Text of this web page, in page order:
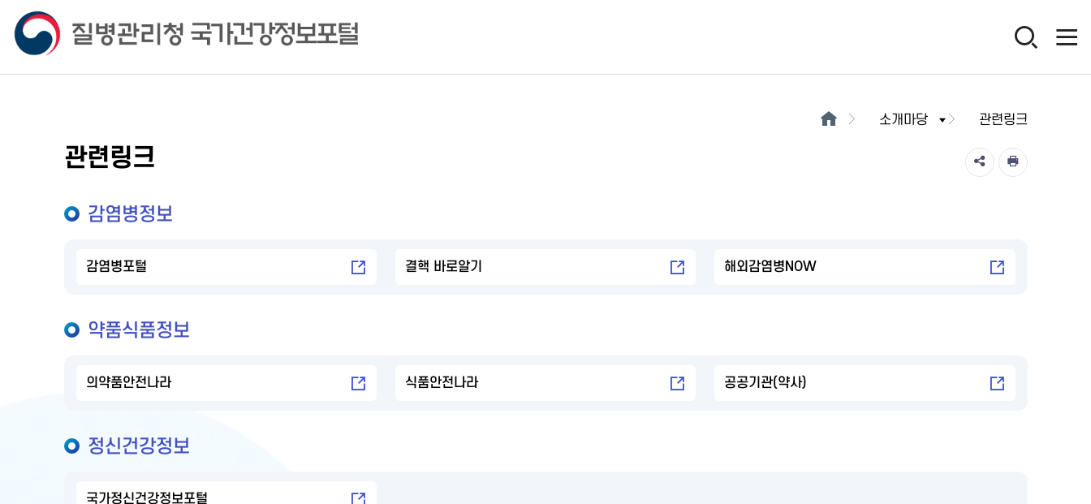
소개마당 관련링크
관련링크
감염병정보
감염병포털 결핵 바로알기 해외감염병NOW
약품식품정보
의약품안전나라 식품안전나라 공공기관(약사)
정신건강정보
국가정신건강정보포털